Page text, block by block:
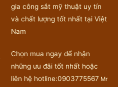
gia công sắt mỹ thuật uy tín
và chất lượng tốt nhất tại Việt
Nam
Chọn mua ngay để nhận
những ưu đãi tốt nhất hoặc
liên hệ hotline:0903775567 Mr